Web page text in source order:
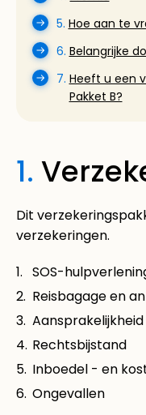
5. Hoe aan te
6. Belangrijke
7. Heeft u een
Pakket B?
1.
Dit
verzekeringen.
SOS-
Reisbagage en
Aansprakelijkheid
Rechtsbijstand
Inboedel - en
Ongevallen